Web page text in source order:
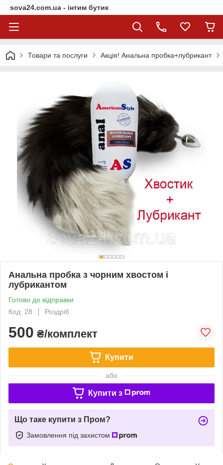
sova24.com.ua - інтим бутик
Товари та послуги Акція! Анальна пробка+лубрикант
Анальна пробка з чорним хвостом і
лубрикантом
Готово до відправки
Код: 28
Роздріб
500 ₴/комплект
Купити
або
Купити з
Що таке купити з Пром?
Замовлення під захистом